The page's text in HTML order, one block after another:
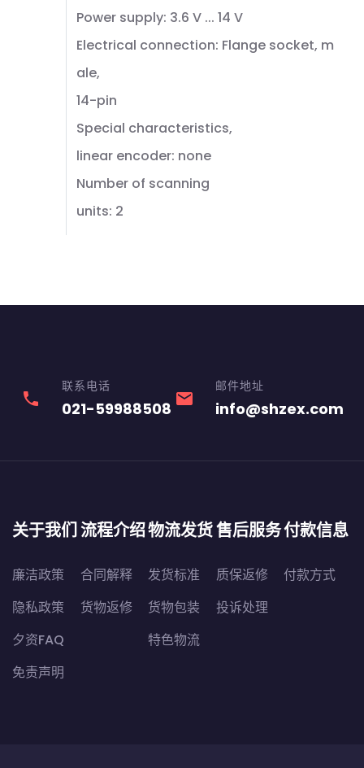
Power supply: 3.6 V ... 14 V
Electrical connection: Flange socket, m
ale,
14-pin
Special characteristics,
linear encoder: none
Number of scanning
units: 2
phone
联系电话
021-59988508 email
邮件地址
info@shzex.com
关于我们
廉洁政策
隐私政策
夕资FAQ
免责声明
流程介绍
合同解释
货物返修
物流发货
发货标准
货物包装
特色物流
售后服务
质保返修
投诉处理
付款信息
付款方式